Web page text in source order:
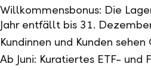
Willkommensbonus: Die
Jahr entfällt bis 31.
Kundinnen und Kunden
Ab Juni: Kuratiertes ETF-